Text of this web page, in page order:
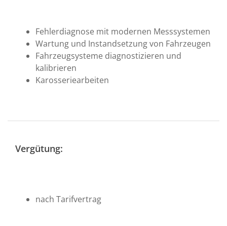
Fehlerdiagnose mit modernen Messsystemen
Wartung und Instandsetzung von Fahrzeugen
Fahrzeugsysteme diagnostizieren und
kalibrieren
Karosseriearbeiten
Vergütung:
nach Tarifvertrag